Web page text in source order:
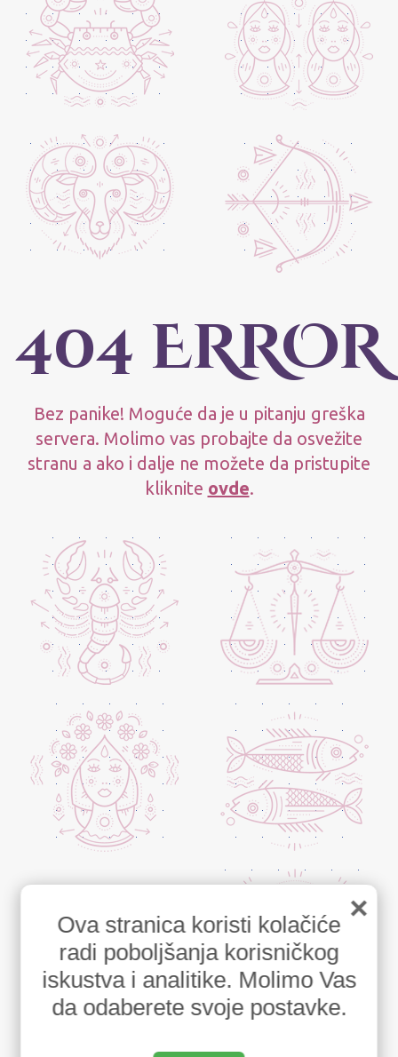
404 ERROR
Bez panike! Moguće da je u pitanju greška
servera. Molimo vas probajte da osvežite
stranu a ako i dalje ne možete da pristupite
kliknite ovde.
×
Ova stranica koristi kolačiće
radi poboljšanja korisničkog
iskustva i analitike. Molimo Vas
da odaberete svoje postavke.